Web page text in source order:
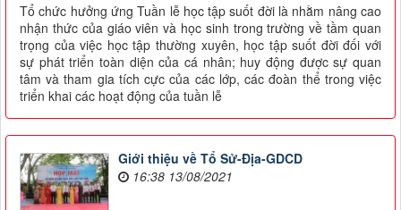
Tổ chức hưởng ứng Tuần lễ học tập suốt đời là nhằm nâng cao
nhận thức của giáo viên và học sinh trong trường về tầm quan
trọng của việc học tập thường xuyên, học tập suốt đời đối với
sự phát triển toàn diện của cá nhân; huy động được sự quan
tâm và tham gia tích cực của các lớp, các đoàn thể trong việc
triển khai các hoạt động của tuần lễ
Giới thiệu về Tổ Sử-Địa-GDCD
16:38 13/08/2021